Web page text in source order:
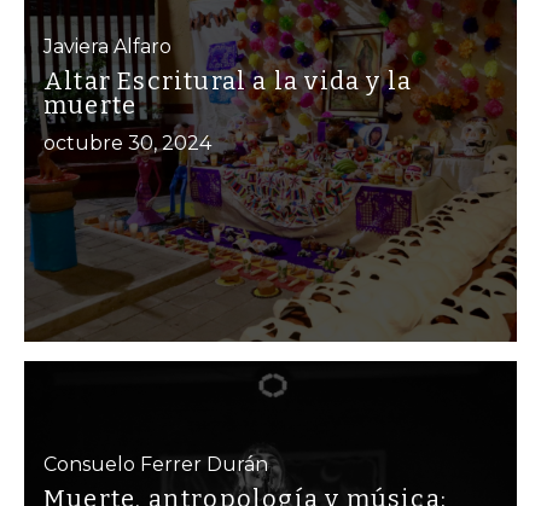
Javiera Alfaro
Altar Escritural a la vida y la
muerte
octubre 30, 2024
Consuelo Ferrer Durán
Muerte, antropología y música: